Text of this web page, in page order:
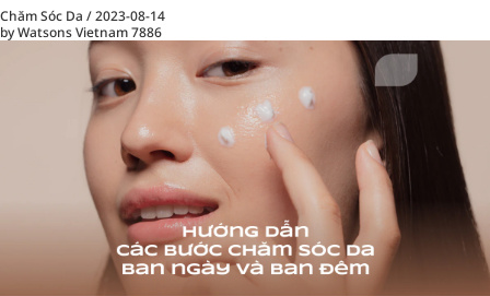
Chăm Sóc Da /2023-08-14
by Watsons Vietnam7886